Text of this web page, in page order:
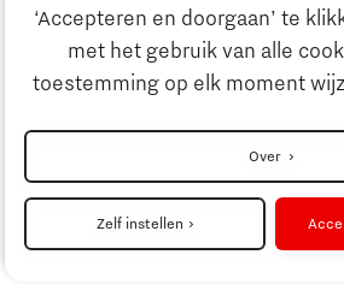
‘Accepteren en doorgaan’ te
met het gebruik van alle
toestemming op elk moment
Over
Zelf instellen
Onderwijs
Strategie &
Naar internationale website
Privacyverklaring
Cookieinstellingen